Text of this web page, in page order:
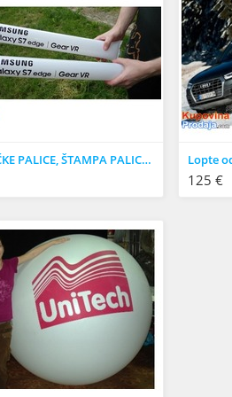
NAVIJAČKE PALICE, ŠTAMPA PALICA, NAVIJAČKE UDARALJKE, prodaja sa lagera
125 €